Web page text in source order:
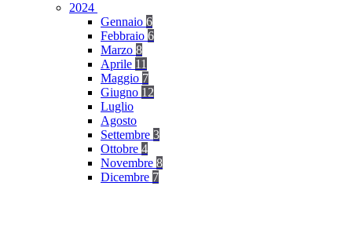
2024
Gennaio 6
Febbraio 6
Marzo 8
Aprile 11
Maggio 7
Giugno 12
Luglio
Agosto
Settembre 3
Ottobre 4
Novembre 8
Dicembre 7